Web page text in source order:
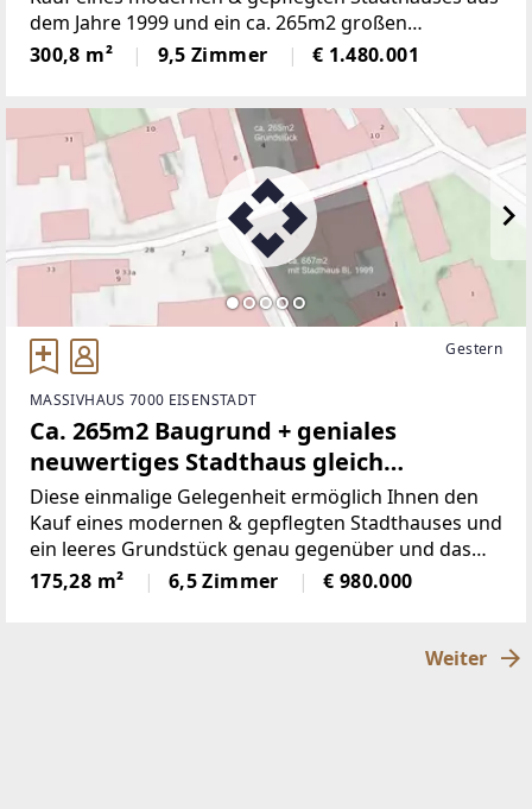
ZUSCHLAGEN
dem Jahre 1999 und ein ca. 265m2 großen
Grundstück genau gegenüber mit einem
genehmigten Neubau von ca. 135m2 Wnfl. & das
300,8 m² 9,5 Zimmer € 1.480.001
Gestern
MASSIVHAUS 7000 EISENSTADT
Ca. 265m2 Baugrund + geniales
neuwertiges Stadthaus gleich
gegenüber - JETZT ANFRAGEN
Diese einmalige Gelegenheit ermöglich Ihnen den
Kauf eines modernen & gepflegten Stadthauses und
ein leeres Grundstück genau gegenüber und das
alles in absoluter ruhiger Zetrumslage von Sankt
Georgen am Leithagebirge. Im Stadthaus
175,28 m² 6,5 Zimmer € 980.000
Weiter